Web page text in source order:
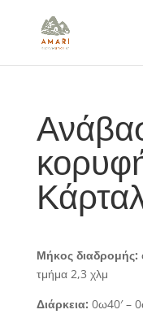
Μήκος διαδρομής:
τμήμα 2,3 χλμ
Διάρκεια: 0ω40′ –